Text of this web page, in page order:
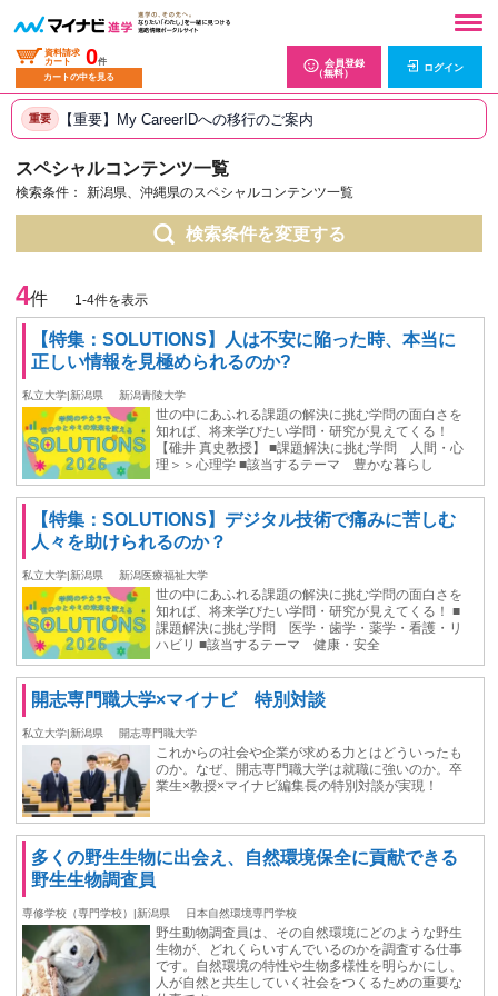
資料請求
カート
0件
カートの中を見る
会員登録
（無料）
ログイン
重要 【重要】My CareerIDへの移行のご案内
スペシャルコンテンツ一覧
検索条件： 新潟県、沖縄県のスペシャルコンテンツ一覧
検索条件を変更する
4件 1-4件を表示
【特集：SOLUTIONS】⼈は不安に陥った時、本当に
正しい情報を⾒極められるのか?
私立大学|新潟県 新潟青陵大学
世の中にあふれる課題の解決に挑む学問の面白さを
知れば、将来学びたい学問・研究が見えてくる！
【碓井 真史教授】 ■課題解決に挑む学問 人間・心
理＞＞心理学 ■該当するテーマ 豊かな暮らし
【特集：SOLUTIONS】デジタル技術で痛みに苦しむ
人々を助けられるのか？
私立大学|新潟県 新潟医療福祉大学
世の中にあふれる課題の解決に挑む学問の面白さを
知れば、将来学びたい学問・研究が見えてくる！ ■
課題解決に挑む学問 医学・歯学・薬学・看護・リ
ハビリ ■該当するテーマ 健康・安全
開志専門職大学×マイナビ 特別対談
私立大学|新潟県 開志専門職大学
これからの社会や企業が求める力とはどういったも
のか。なぜ、開志専門職大学は就職に強いのか。卒
業生×教授×マイナビ編集長の特別対談が実現！
多くの野生生物に出会え、自然環境保全に貢献できる
野生生物調査員
専修学校（専門学校）|新潟県 日本自然環境専門学校
野生動物調査員は、その自然環境にどのような野生
生物が、どれくらいすんでいるのかを調査する仕事
です。自然環境の特性や生物多様性を明らかにし、
⼈が⾃然と共⽣していく社会をつくるための重要な